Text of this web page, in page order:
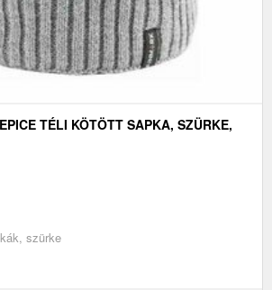
TÉLI KÖTÖTT SAPKA, SZÜRKE,
szürke